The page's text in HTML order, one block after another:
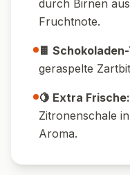
durch Birnen
Fruchtnote.
🍫
geraspelte
🍋 Extra Frische:
Zitronenschale
Aroma.